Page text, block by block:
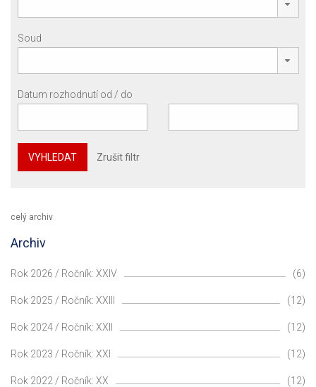
Soud
Datum rozhodnutí od / do
VYHLEDAT Zrušit filtr
celý archiv
Archiv
Rok 2026 / Ročník: XXIV (6)
Rok 2025 / Ročník: XXIII (12)
Rok 2024 / Ročník: XXII (12)
Rok 2023 / Ročník: XXI (12)
Rok 2022 / Ročník: XX (12)